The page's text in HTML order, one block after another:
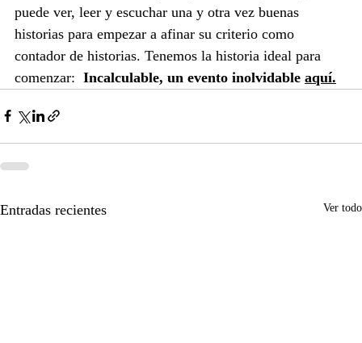
puede ver, leer y escuchar una y otra vez buenas
historias para empezar a afinar su criterio como
contador de historias. Tenemos la historia ideal para
comenzar: Incalculable, un evento inolvidable aquí.
Entradas recientes Ver todo